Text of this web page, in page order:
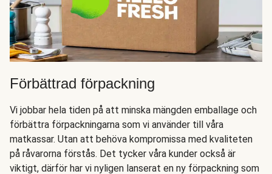
Förbättrad förpackning
Vi jobbar hela tiden på att minska mängden emballage och
förbättra förpackningarna som vi använder till våra
matkassar. Utan att behöva kompromissa med kvaliteten
på råvarorna förstås. Det tycker våra kunder också är
viktigt, därför har vi nyligen lanserat en ny förpackning som